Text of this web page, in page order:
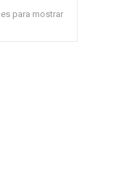
para mostrar